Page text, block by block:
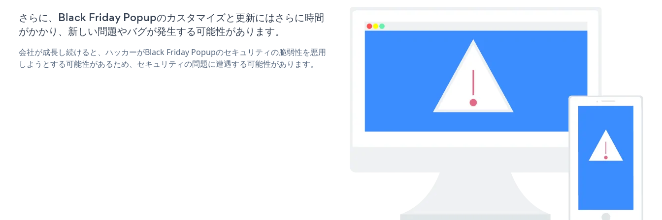
さらに、Black Friday Popupのカスタマイズと更新にはさらに時間
がかかり、新しい問題やバグが発生する可能性があります。
会社が成長し続けると、ハッカーがBlack Friday Popupのセキュリティの脆弱性を悪用
しようとする可能性があるため、セキュリティの問題に遭遇する可能性があります。